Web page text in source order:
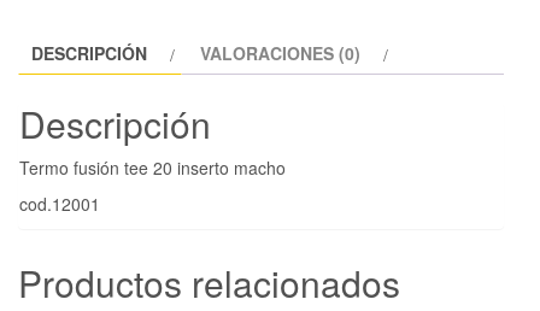
DESCRIPCIÓN VALORACIONES (0)
Descripción
Termo fusión tee 20 inserto macho
cod.12001
Productos relacionados